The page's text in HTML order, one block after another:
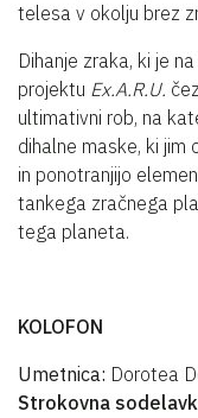
telesa v okolju brez
Dihanje zraka, ki je
projektu Ex.A.R.U.
ultimativni rob, na
dihalne maske, ki jim
in ponotranjijo
tankega zračnega
tega planeta.
KOLOFON
Umetnica: Dorotea
Strokovna